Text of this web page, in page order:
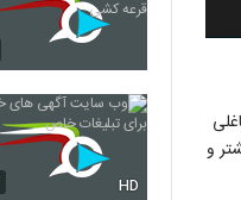
و
HD